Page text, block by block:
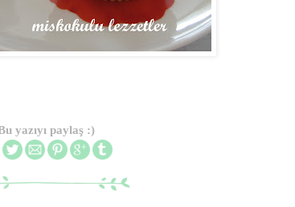
yazıyı paylaş :)